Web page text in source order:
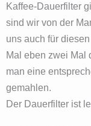
Kaffee-Dauerfilter
sind wir von der
uns auch für
Mal eben zwei Mal
man eine
gemahlen.
Der Dauerfilter ist